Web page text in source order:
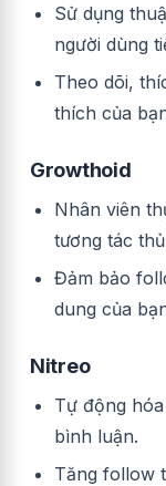
Sử dụng
người dùng
Theo dõi,
thích của
Growthoid
Nhân viên
tương tác
Đảm bảo
dung của
Nitreo
Tự động
bình luận.
Tăng follow